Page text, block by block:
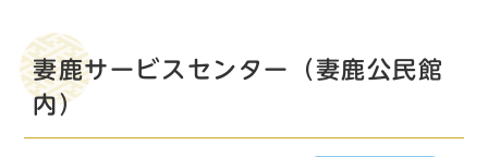
妻鹿サービスセンター（妻鹿公民館
内）